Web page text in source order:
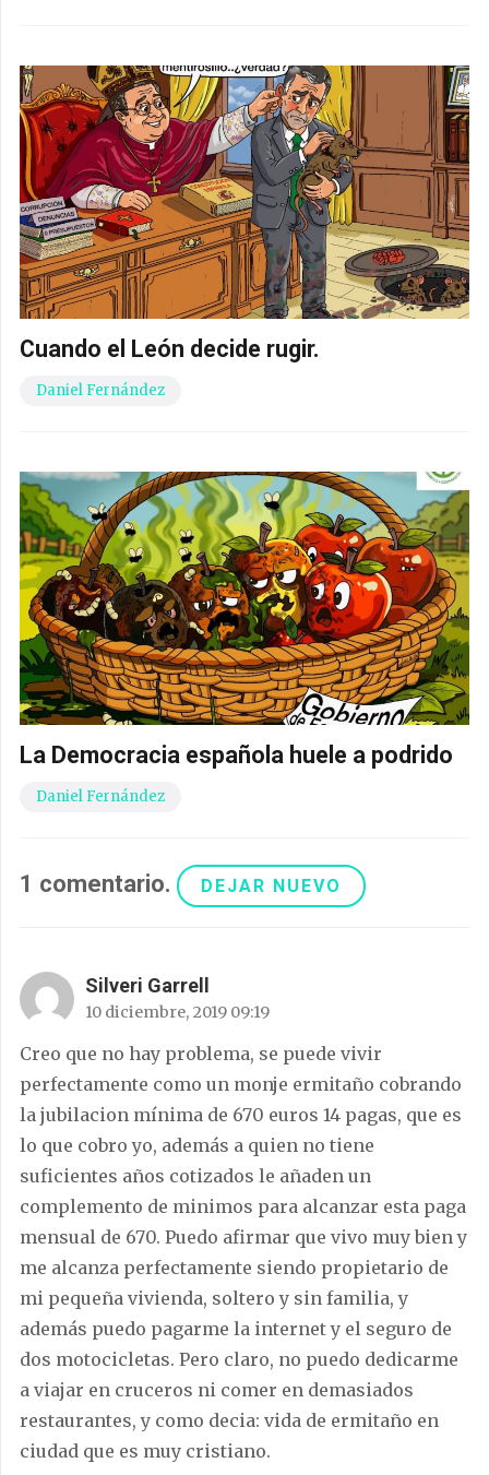
Cuando el León decide rugir.
Daniel Fernández
La Democracia española huele a podrido
Daniel Fernández
1 comentario. DEJAR NUEVO
Silveri Garrell
10 diciembre, 2019 09:19
Creo que no hay problema, se puede vivir
perfectamente como un monje ermitaño cobrando
la jubilacion mínima de 670 euros 14 pagas, que es
lo que cobro yo, además a quien no tiene
suficientes años cotizados le añaden un
complemento de minimos para alcanzar esta paga
mensual de 670. Puedo afirmar que vivo muy bien y
me alcanza perfectamente siendo propietario de
mi pequeña vivienda, soltero y sin familia, y
además puedo pagarme la internet y el seguro de
dos motocicletas. Pero claro, no puedo dedicarme
a viajar en cruceros ni comer en demasiados
restaurantes, y como decia: vida de ermitaño en
ciudad que es muy cristiano.